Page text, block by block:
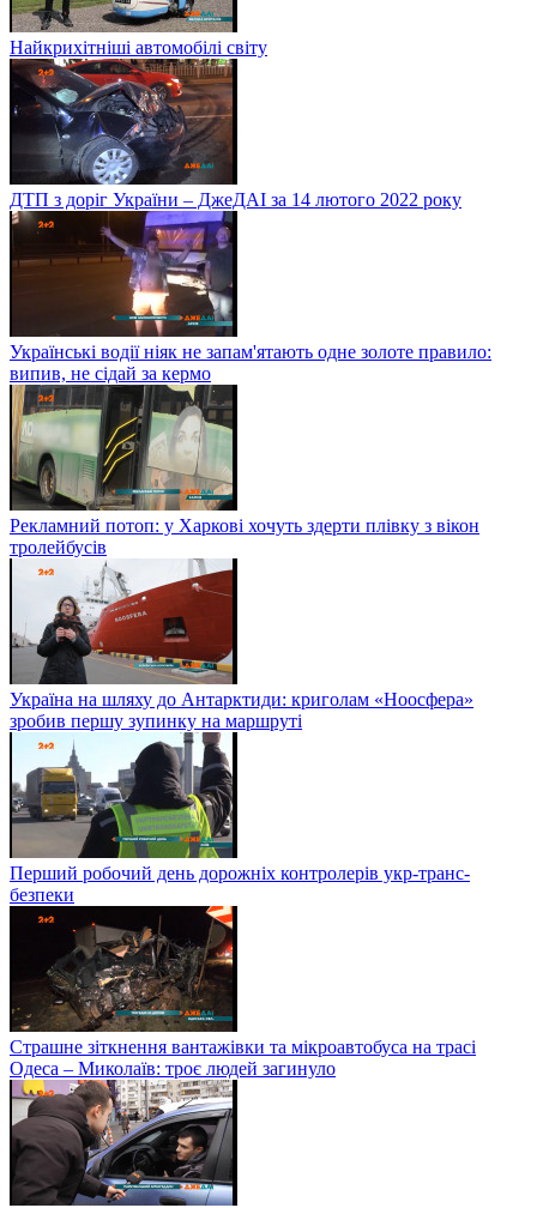
Найкрихітніші автомобілі світу
ДТП з доріг України – ДжеДАІ за 14 лютого 2022 року
Українські водії ніяк не запам'ятають одне золоте правило:
випив, не сідай за кермо
Рекламний потоп: у Харкові хочуть здерти плівку з вікон
тролейбусів
Україна на шляху до Антарктиди: криголам «Ноосфера»
зробив першу зупинку на маршруті
Перший робочий день дорожніх контролерів укр-транс-
безпеки
Страшне зіткнення вантажівки та мікроавтобуса на трасі
Одеса – Миколаїв: троє людей загинуло